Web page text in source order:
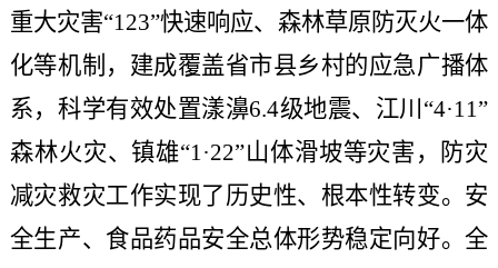
重大灾害“123”快速响应、森林草原防灭火一体
化等机制，建成覆盖省市县乡村的应急广播体
系，科学有效处置漾濞6.4级地震、江川“4·11”
森林火灾、镇雄“1·22”山体滑坡等灾害，防灾
减灾救灾工作实现了历史性、根本性转变。安
全生产、食品药品安全总体形势稳定向好。全